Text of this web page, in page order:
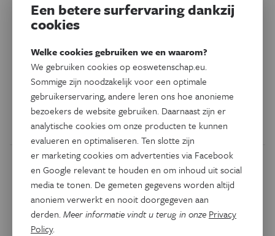
kracht van het mondstuk
De saxofoon, een Belgische uitvinding van Adolphe Sax,
nadert zijn 180e verjaardag, maar de evolutie is de
afgelopen 100 jaar tot stilstand gekomen. Tot nu! Enis
Ukshini (UAntwerpen) bouwde een saxofoonrobot, een
volautomatische saxofoonvirtuoos. De robot zal hem
helpen bij het maken van betere mondstukvormen, die
bepalend zijn voor het unieke geluid van de sax.
Een betere surfervaring dankzij
cookies
Welke cookies gebruiken we en waarom?
We gebruiken cookies op eoswetenschap.eu.
Sommige zijn noodzakelijk voor een optimale
gebruikerservaring, andere leren ons hoe anonieme
bezoekers de website gebruiken. Daarnaast zijn er
analytische cookies om onze producten te kunnen
evalueren en optimaliseren. Ten slotte zijn
er marketing cookies om advertenties via Facebook
en Google relevant te houden en om inhoud uit social
media te tonen. De gemeten gegevens worden altijd
anoniem verwerkt en nooit doorgegeven aan
derden.Meer informatie vindt u terug in onze Privacy
Policy.